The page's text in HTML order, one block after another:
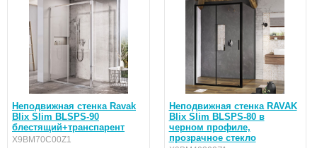
цвет профиля: черный
витраж из безопасного стекла: 6 мм, прозрачное стекло
(Transparent)
высота изделия: 195 см
гарантия: 5 лет
Неподвижная стенка Ravak
Blix Slim BLSPS-90
блестящий+транспарент
X9BM70C00Z1
Неподвижная стенка RAVAK
Blix Slim BLSPS-80 в
черном профиле,
прозрачное стекло